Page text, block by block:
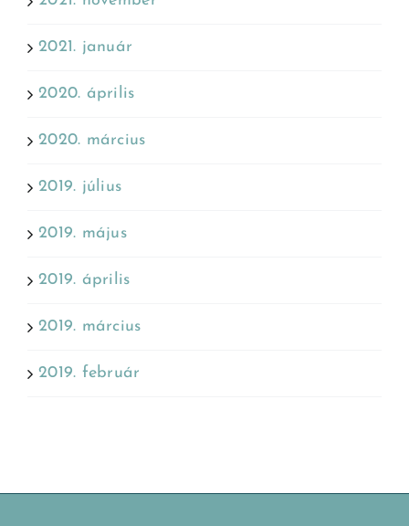
2021. január
2020. április
2020. március
2019. július
2019. május
2019. április
2019. március
2019. február